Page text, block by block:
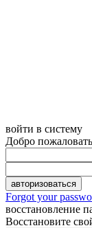
войти в систему
Добро
Forgot your
восстановление
Восстановите